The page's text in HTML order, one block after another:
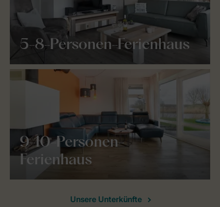
5-8-Personen-Ferienhaus
9-10-Personen-
Ferienhaus
Unsere Unterkünfte